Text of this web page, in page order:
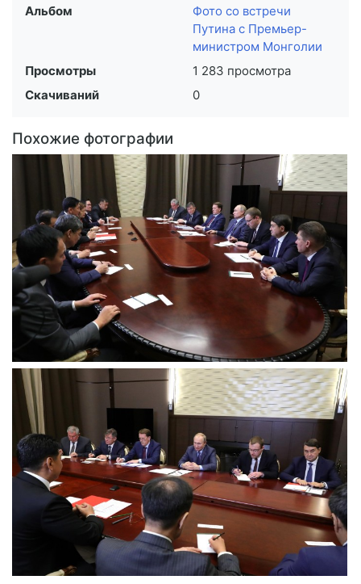
Альбом
Фото со встречи
Путина с Премьер-
министром Монголии
Просмотры
1 283 просмотра
Скачиваний
0
Похожие фотографии